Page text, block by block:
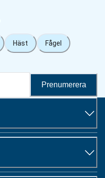
Häst Fågel
Prenumerera